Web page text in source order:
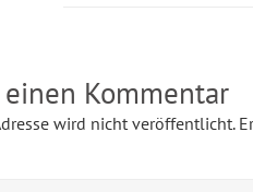
Kommentar
wird nicht veröffentlicht.